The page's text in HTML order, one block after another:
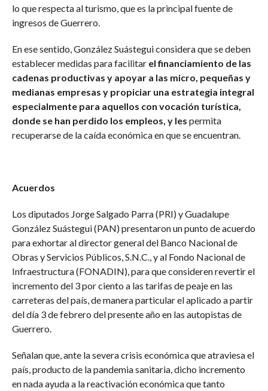
lo que respecta al turismo, que es la principal fuente de
ingresos de Guerrero.
En ese sentido, González Suástegui considera que se deben
establecer medidas para facilitar el financiamiento de las
cadenas productivas y apoyar a las micro, pequeñas y
medianas empresas y propiciar una estrategia integral
especialmente para aquellos con vocación turística,
donde se han perdido los empleos, y les permita
recuperarse de la caída económica en que se encuentran.
Acuerdos
Los diputados Jorge Salgado Parra (PRI) y Guadalupe
González Suástegui (PAN) presentaron un punto de acuerdo
para exhortar al director general del Banco Nacional de
Obras y Servicios Públicos, S.N.C., y al Fondo Nacional de
Infraestructura (FONADIN), para que consideren revertir el
incremento del 3 por ciento a las tarifas de peaje en las
carreteras del país, de manera particular el aplicado a partir
del día 3 de febrero del presente año en las autopistas de
Guerrero.
Señalan que, ante la severa crisis económica que atraviesa el
país, producto de la pandemia sanitaria, dicho incremento
en nada ayuda a la reactivación económica que tanto